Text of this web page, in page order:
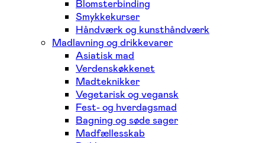
Blomsterbinding
Smykkekurser
Håndværk og kunsthåndværk
Madlavning og drikkevarer
Asiatisk mad
Verdenskøkkenet
Madteknikker
Vegetarisk og vegansk
Fest- og hverdagsmad
Bagning og søde sager
Madfællesskab